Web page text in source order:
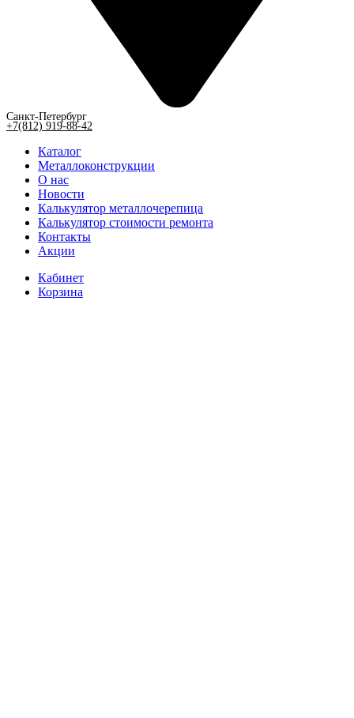
Санкт-Петербург
+7(812) 919-88-42
Каталог
Металлоконструкции
О нас
Новости
Калькулятор металлочерепица
Калькулятор стоимости ремонта
Контакты
Акции
Кабинет
Корзина